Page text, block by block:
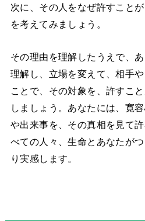
次に、その人をなぜ許すこと
を考えてみましょう。
その理由を理解したうえで、
理解し、立場を変えて、相手
ことで、その対象を、許すこ
しましょう。あなたには、寛
や出来事を、その真相を見て
べての人々、生命とあなたが
り実感します。